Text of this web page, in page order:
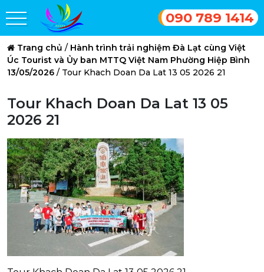
090 789 1414
Trang chủ / Hành trình trải nghiệm Đà Lạt cùng Việt
Úc Tourist và Ủy ban MTTQ Việt Nam Phường Hiệp Bình
13/05/2026 / Tour Khach Doan Da Lat 13 05 2026 21
Tour Khach Doan Da Lat 13 05
2026 21